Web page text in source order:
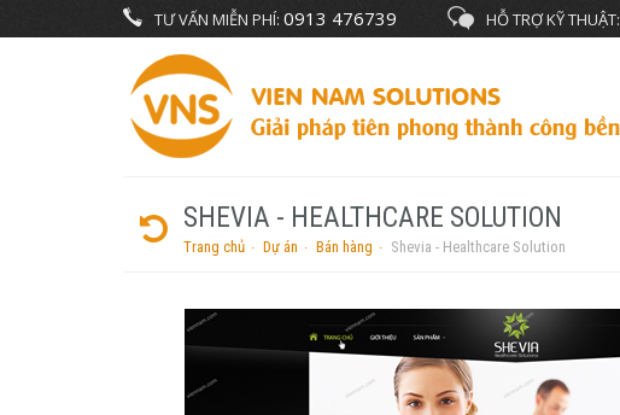
TƯ VẤN MIỄN PHÍ: 0913 476739 HỖ TRỢ KỸ THUẬT:
SHEVIA - HEALTHCARE SOLUTION
Trang chủ Dự án Bán hàng Shevia - Healthcare Solution